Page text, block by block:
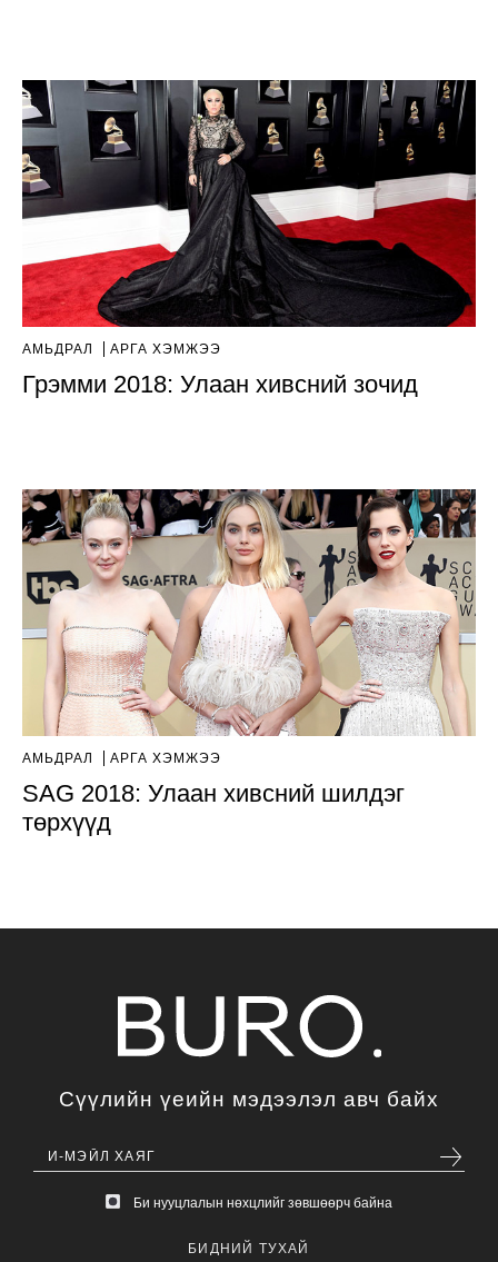
АМЬДРАЛ АРГА ХЭМЖЭЭ
Грэмми 2018: Улаан хивсний зочид
АМЬДРАЛ АРГА ХЭМЖЭЭ
SAG 2018: Улаан хивсний шилдэг
төрхүүд
Сүүлийн үеийн мэдээлэл авч байх
Би нууцлалын нөхцлийг зөвшөөрч байна
БИДНИЙ ТУХАЙ